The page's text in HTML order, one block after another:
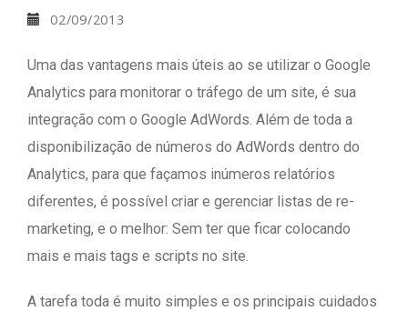
02/09/2013
Uma das vantagens mais úteis ao se utilizar o Google
Analytics para monitorar o tráfego de um site, é sua
integração com o Google AdWords. Além de toda a
disponibilização de números do AdWords dentro do
Analytics, para que façamos inúmeros relatórios
diferentes, é possível criar e gerenciar listas de re-
marketing, e o melhor: Sem ter que ficar colocando
mais e mais tags e scripts no site.
A tarefa toda é muito simples e os principais cuidados